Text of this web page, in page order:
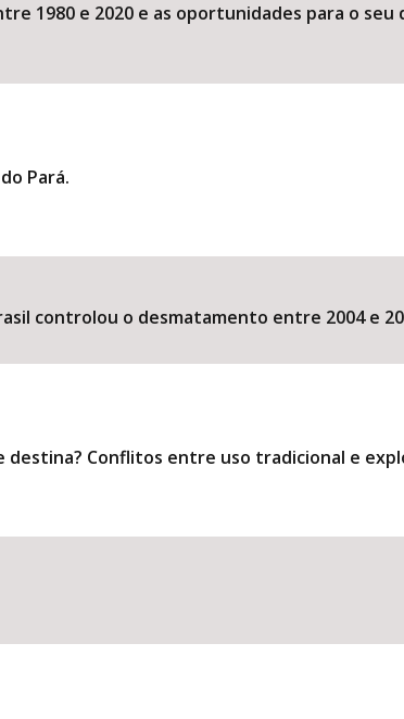
1980 e 2020 e as oportunidades para o
Pará.
controlou o desmatamento entre 2004 e
destina? Conflitos entre uso tradicional e